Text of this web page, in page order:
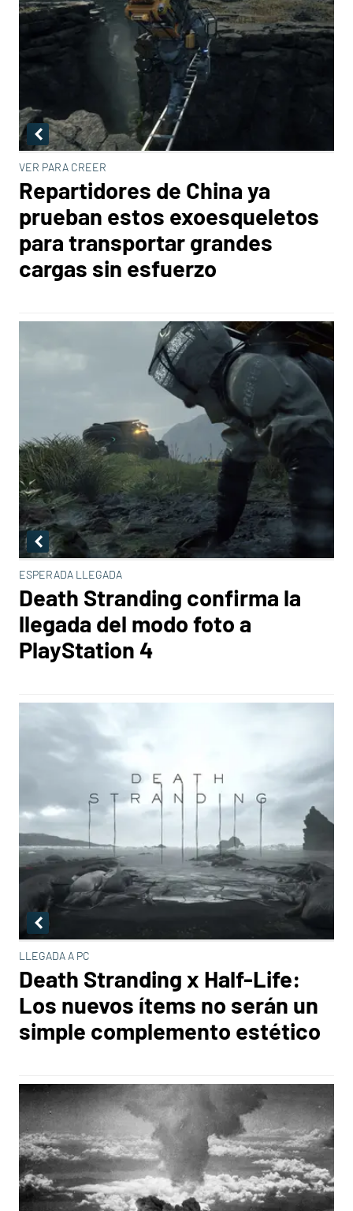
VER PARA CREER
Repartidores de China ya
prueban estos exoesqueletos
para transportar grandes
cargas sin esfuerzo
ESPERADA LLEGADA
Death Stranding confirma la
llegada del modo foto a
PlayStation 4
LLEGADA A PC
Death Stranding x Half-Life:
Los nuevos ítems no serán un
simple complemento estético